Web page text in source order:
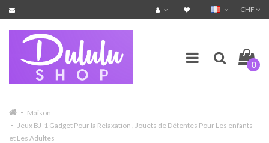
CHF
0
Maison
Jeux BJ-1 Gadget Pour la Relaxation , Jouets de Détentes Pour Les enfants
et Les Adultes